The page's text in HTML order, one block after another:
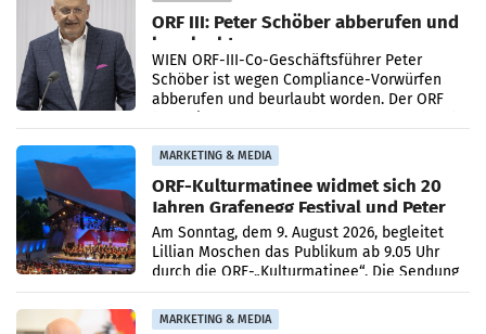
ORF III: Peter Schöber abberufen und
beurlaubt
WIEN ORF-III-Co-Geschäftsführer Peter
Schöber ist wegen Compliance-Vorwürfen
abberufen und beurlaubt worden. Der ORF
MARKETING & MEDIA
ORF-Kulturmatinee widmet sich 20
Jahren Grafenegg Festival und Peter
Simonischek
Am Sonntag, dem 9. August 2026, begleitet
Lillian Moschen das Publikum ab 9.05 Uhr
durch die ORF-„Kulturmatinee“. Die Sendung
startet mit der Dokumentation „20 Jahre
Grafenegg
MARKETING & MEDIA